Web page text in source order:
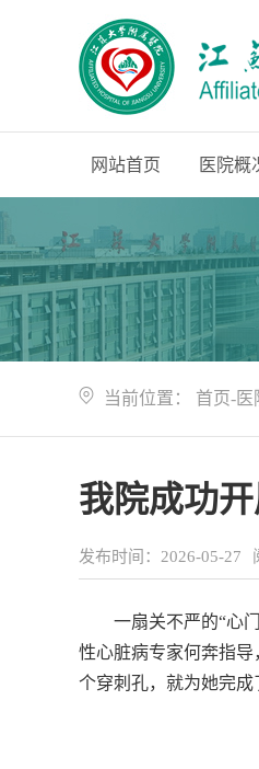
网站首页 医院概
当前位置： 首页-医
我院成功
发布时间：2026-05-27
一扇关不严的“心
性心脏病专家何奔指
个穿刺孔，就为她完成